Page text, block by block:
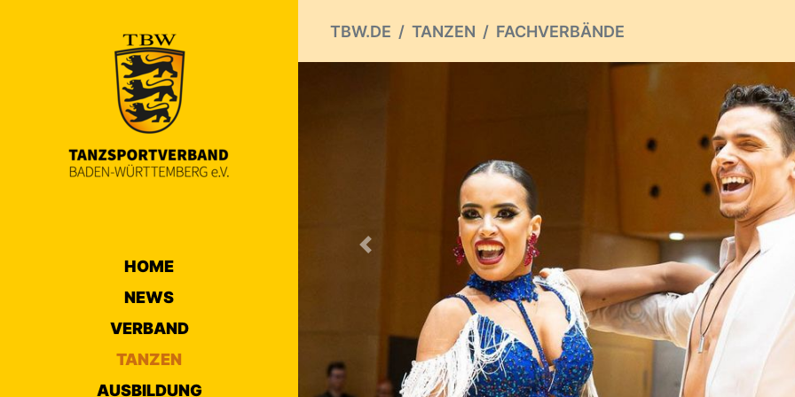
HOME
NEWS
VERBAND
TANZEN
AUSBILDUNG
TBW.DE TANZEN FACHVERBÄNDE
Previous